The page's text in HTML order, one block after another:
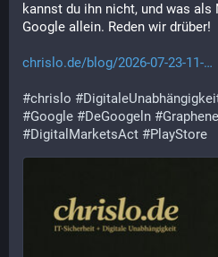
kannst du ihn nicht, und was
Google allein. Reden wir drüber!
chrislo.de/blog/2026-07-23-11-
#chrislo #
#Google #DeGoogeln #
#DigitalMarketsAct #PlayStore